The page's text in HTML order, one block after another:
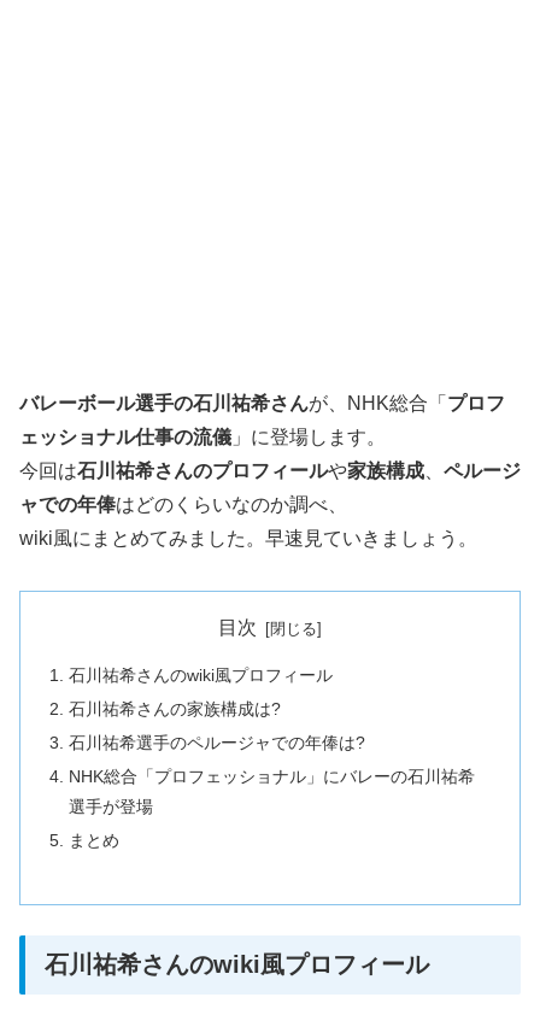
バレーボール選手の石川祐希さんが、NHK総合「 プロフ
ェッショナル仕事の流儀 」に登場します。
今回は石川祐希さんのプロフィールや家族構成
ペルージ
ャでの年俸はどのくらいなのか調べ、
wiki風にまとめてみました。早速見ていきましょう。
目次
石川祐希さんのwiki風プロフィール
石川祐希さんの家族構成は?
石川祐希選手のペルージャでの年俸は?
NHK総合「プロフェッショナル」にバレーの石川祐希
選手が登場
まとめ
石川祐希さんのwiki風プロフィール